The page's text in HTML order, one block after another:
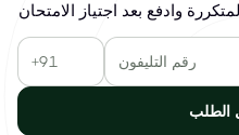
الطلب